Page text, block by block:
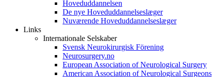
Hoveduddannelsen
De nye Hoveduddannelseslæger
Nuværende Hoveduddannelseslæger
Links
Internationale Selskaber
Svensk Neurokirurgisk Förening
Neurosurgery.no
European Association of Neurological Surgery
American Association of Neurological Surgeons